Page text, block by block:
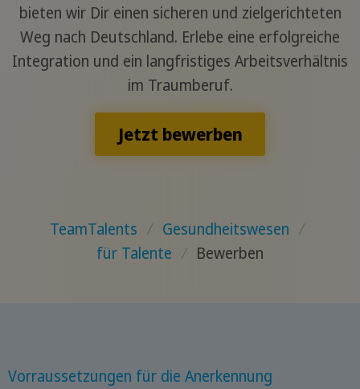
bieten wir Dir einen sicheren und zielgerichteten
Weg nach Deutschland. Erlebe eine erfolgreiche
Integration und ein langfristiges Arbeitsverhältnis
im Traumberuf.
Jetzt bewerben
TeamTalents / Gesundheitswesen /
für Talente / Bewerben
Vorraussetzungen für die Anerkennung